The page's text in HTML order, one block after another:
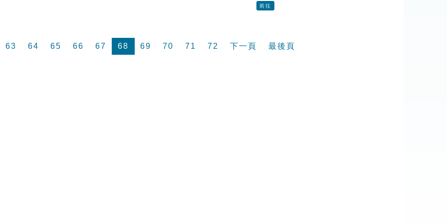
前往
63 64 65 66 67 68 69 70 71 72 下一頁 最後頁